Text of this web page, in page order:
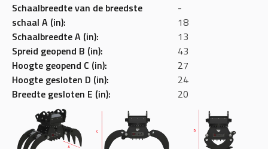
Schaalbreedte van de breedste
schaal A (in):
Schaalbreedte A (in):
Spreid geopend B (in):
Hoogte geopend C (in):
Hoogte gesloten D (in):
Breedte gesloten E (in):
-
18
13
43
27
24
20